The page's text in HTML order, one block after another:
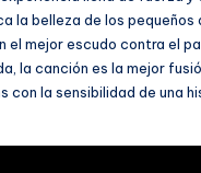
la belleza de los pequeños
el mejor escudo contra el
la canción es la mejor
con la sensibilidad de una